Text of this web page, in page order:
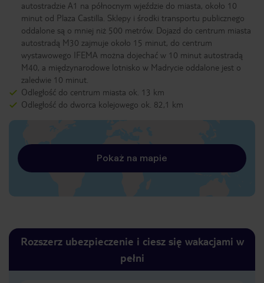
autostradzie A1 na północnym wjeździe do miasta, około 10
minut od Plaza Castilla. Sklepy i środki transportu publicznego
oddalone są o mniej niż 500 metrów. Dojazd do centrum miasta
autostradą M30 zajmuje około 15 minut, do centrum
wystawowego IFEMA można dojechać w 10 minut autostradą
M40, a międzynarodowe lotnisko w Madrycie oddalone jest o
zaledwie 10 minut.
Odległość do centrum miasta ok. 13 km
Odległość do dworca kolejowego ok. 82,1 km
Pokaż na mapie
Rozszerz ubezpieczenie i ciesz się wakacjami w
pełni